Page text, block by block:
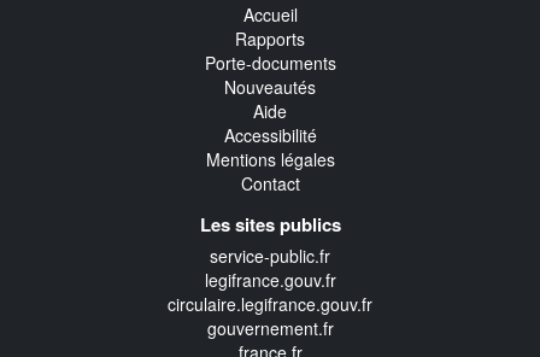
Accueil
Rapports
Porte-documents
Nouveautés
Aide
Accessibilité
Mentions légales
Contact
Les sites publics
service-public.fr
legifrance.gouv.fr
circulaire.legifrance.gouv.fr
gouvernement.fr